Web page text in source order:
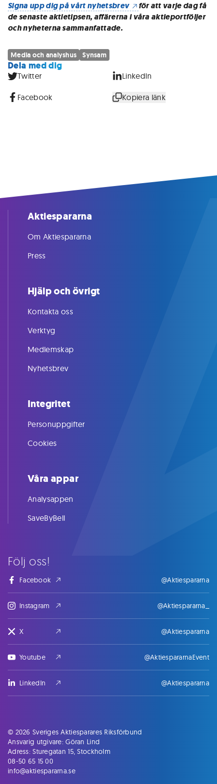
Signa upp dig på vårt nyhetsbrev
för att varje dag få
de senaste aktietipsen, affärerna i våra aktieportföljer
och nyheterna sammanfattade.
Media och analyshus Synsam
Dela med dig
Twitter LinkedIn
Facebook Kopiera länk
Följ oss!
Facebook @Aktiespararna
Instagram @Aktiespararna_
X @Aktiespararna
Youtube @AktiespararnaEvent
LinkedIn @Aktiespararna
Aktiespararna
Om Aktiespararna
Press
Hjälp och övrigt
Kontakta oss
Verktyg
Medlemskap
Nyhetsbrev
Integritet
Personuppgifter
Cookies
Våra appar
Analysappen
SaveByBell
© 2026 Sveriges Aktiesparares Riksförbund
Ansvarig utgivare: Göran Lind
Adress: Sturegatan 15, Stockholm
08-50 65 15 00
info@aktiespararna.se